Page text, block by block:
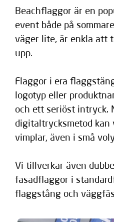
Beachflaggor är en
event både på
väger lite, är enkla att
upp.
Flaggor i era
logotyp eller
och ett seriöst intryck.
digitaltrycksmetod
vimplar, även i små
Vi tillverkar även
fasadflaggor i
flaggstång och